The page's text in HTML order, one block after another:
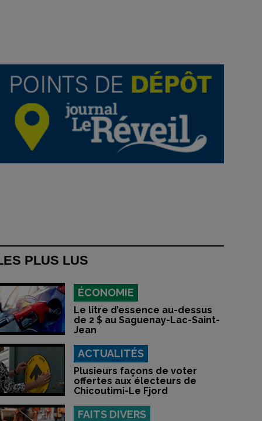
PLUS LUS
ÉCONOMIE
Le litre d’essence au-dessus
de 2 $ au Saguenay-Lac-Saint-
Jean
ACTUALITÉS
Plusieurs façons de voter
offertes aux électeurs de
Chicoutimi-Le Fjord
FAITS DIVERS